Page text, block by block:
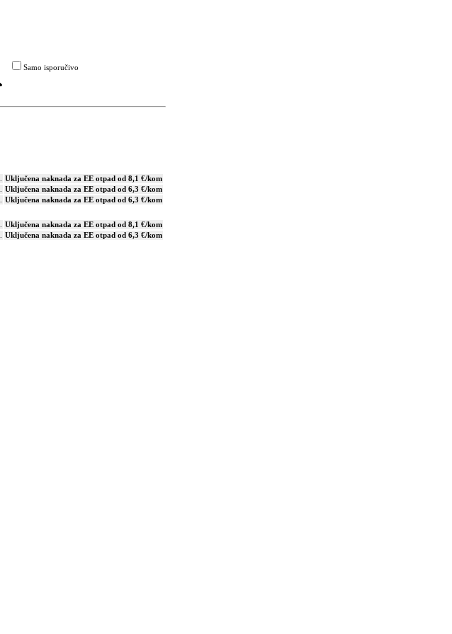
Samo isporučivo
Uključena naknada za EE otpad od 8,1 €/kom
Uključena naknada za EE otpad od 6,3 €/kom
Uključena naknada za EE otpad od 6,3 €/kom
Uključena naknada za EE otpad od 8,1 €/kom
Uključena naknada za EE otpad od 6,3 €/kom